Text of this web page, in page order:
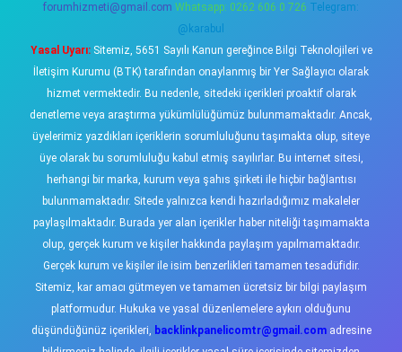
forumhizmeti@gmail.com Whatsapp: 0262 606 0 726 Telegram:
@karabul
Yasal Uyarı:Sitemiz, 5651 Sayılı Kanun gereğince Bilgi Teknolojileri ve
İletişim Kurumu (BTK) tarafından onaylanmış bir Yer Sağlayıcı olarak
hizmet vermektedir. Bu nedenle, sitedeki içerikleri proaktif olarak
denetleme veya araştırma yükümlülüğümüz bulunmamaktadır. Ancak,
üyelerimiz yazdıkları içeriklerin sorumluluğunu taşımakta olup, siteye
üye olarak bu sorumluluğu kabul etmiş sayılırlar. Bu internet sitesi,
herhangi bir marka, kurum veya şahıs şirketi ile hiçbir bağlantısı
bulunmamaktadır. Sitede yalnızca kendi hazırladığımız makaleler
paylaşılmaktadır. Burada yer alan içerikler haber niteliği taşımamakta
olup, gerçek kurum ve kişiler hakkında paylaşım yapılmamaktadır.
Gerçek kurum ve kişiler ile isim benzerlikleri tamamen tesadüfidir.
Sitemiz, kar amacı gütmeyen ve tamamen ücretsiz bir bilgi paylaşım
platformudur. Hukuka ve yasal düzenlemelere aykırı olduğunu
düşündüğünüz içerikleri, backlinkpanelicomtr@gmail.comadresine